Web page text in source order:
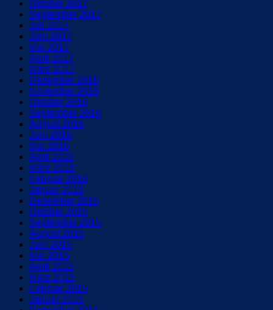
Oktober 2017
September 2017
Juli 2017
Juni 2017
Mai 2017
April 2017
März 2017
Dezember 2016
November 2016
Oktober 2016
September 2016
August 2016
Juni 2016
Mai 2016
April 2016
März 2016
Februar 2016
Januar 2016
Dezember 2015
Oktober 2015
September 2015
August 2015
Juni 2015
Mai 2015
April 2015
März 2015
Februar 2015
Januar 2015